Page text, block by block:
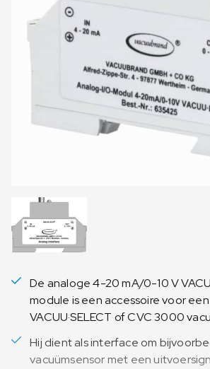
De analoge 4-20 mA/0-10 V
module is een accessoire voor een
VACUU·SELECT of CVC 3000
Hij dient als interface om
vacuümsensor met een